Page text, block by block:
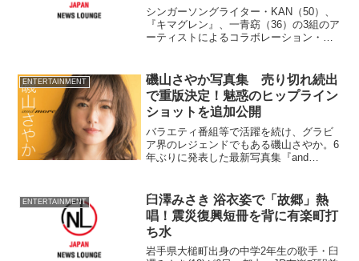
シンガーソングライター・KAN（50）、
『キマグレン』、一青窈（36）の3組のア
ーティストによるコラボレーション・ラ
ス-アイ』が実施中の『100万人でつくろ
う元気の...
ENTERTAINMENT
磯山さやか写真集 売り切れ続出
で重版決定！魅惑のヒップライン
ショットを追加公開
バラエティ番組等で活躍を続け、グラビ
ア界のレジェンドでもある磯山さやか。6
年ぶりに発表した最新写真集『and
決定した。
ENTERTAINMENT
臼澤みさき 浴衣姿で「故郷」熱
唱！震災復興短冊を背に有楽町打
ち水
岩手県大槌町出身の中学2年生の歌手・臼